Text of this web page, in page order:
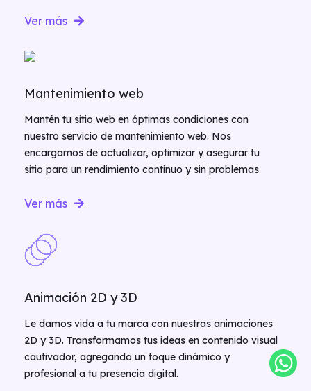
Ver más
Mantenimiento web
Mantén tu sitio web en óptimas condiciones con
nuestro servicio de mantenimiento web. Nos
encargamos de actualizar, optimizar y asegurar tu
sitio para un rendimiento continuo y sin problemas
Ver más
Animación 2D y 3D
Le damos vida a tu marca con nuestras animaciones
2D y 3D. Transformamos tus ideas en contenido visual
cautivador, agregando un toque dinámico y
profesional a tu presencia digital.